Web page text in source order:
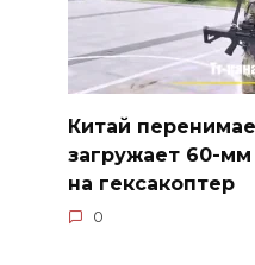
Китай
загружает 60-
на гексакоптер
0